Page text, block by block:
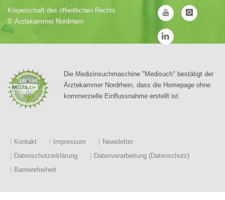
Körperschaft des öffentlichen Rechts
© Ärztekammer Nordrhein
Die Medizinsuchmaschine "Medisuch" bestätigt der
Ärztekammer Nordrhein, dass die Homepage ohne
kommerzielle Einflussnahme erstellt ist.
Kontakt Impressum
Newsletter
Datenschutzerklärung
Datenverarbeitung (Datenschutz)
Barrierefreiheit